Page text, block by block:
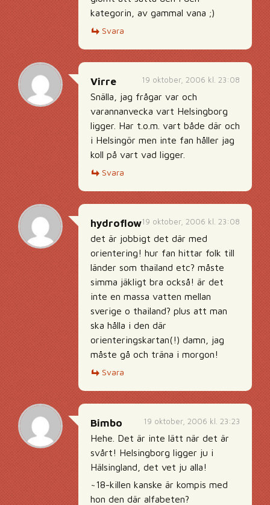
kategorin, av gammal vana ;)
Svara
19 oktober, 2006 kl. 23:08
Virre
Snälla, jag frågar var och
varannanvecka vart Helsingborg
ligger. Har t.o.m. vart både där och
i Helsingör men inte fan håller jag
koll på vart vad ligger.
Svara
19 oktober, 2006 kl. 23:08
hydroflow
det är jobbigt det där med
orientering! hur fan hittar folk till
länder som thailand etc? måste
simma jäkligt bra också! är det
inte en massa vatten mellan
sverige o thailand? plus att man
ska hålla i den där
orienteringskartan(!) damn, jag
måste gå och träna i morgon!
Svara
19 oktober, 2006 kl. 23:23
Bimbo
Hehe. Det är inte lätt när det är
svårt! Helsingborg ligger ju i
Hälsingland, det vet ju alla!
~18-killen kanske är kompis med
hon den där alfabeten?